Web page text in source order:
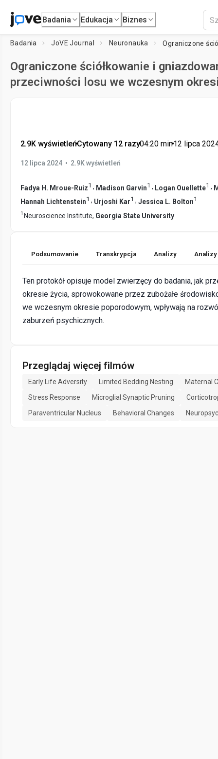
Badania Edukacja Biznes
Badania JoVE Journal Neuronauka
Ograniczone ściółkowanie i
przeciwności losu we wczesnym
2.9K wyświetleń•Cytowany 12 razy•04:20 min•12 lipca
12 lipca 2024 • 2.9K wyświetleń
Fadya H. Mroue-Ruiz1 , Madison Garvin1 , Logan Ouellette1 ,
Hannah Lichtenstein1 , Urjoshi Kar1 , Jessica L. Bolton1
1 Neuroscience Institute, Georgia State University
Podsumowanie Transkrypcja Analizy
Ten protokół opisuje model zwierzęcy do badania, jak
okresie życia, sprowokowane przez zubożałe
we wczesnym okresie poporodowym, wpływają na
zaburzeń psychicznych.
Przeglądaj więcej filmów
Early Life Adversity Limited Bedding Nesting
Maternal
Stress Response
Microglial Synaptic Pruning
Paraventricular Nucleus
Behavioral Changes